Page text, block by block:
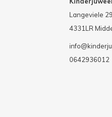
Langeviele 29
4331LR
0642936012